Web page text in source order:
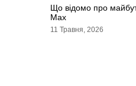
Що відомо про
Max
11 Травня, 2026